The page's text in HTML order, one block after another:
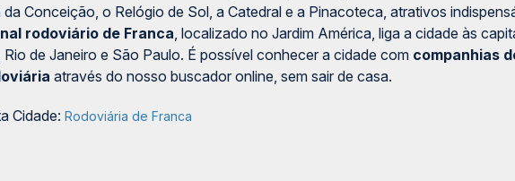
Conceição, o Relógio de Sol, a Catedral e a Pinacoteca, atrativos
rodoviário de Franca, localizado no Jardim América, liga a cidade às
de Janeiro e São Paulo. É possível conhecer a cidade com companhias
através do nosso buscador online, sem sair de casa.
Cidade: Rodoviária de Franca